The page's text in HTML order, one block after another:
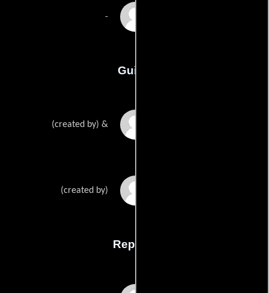
-
Guión
(created by) &
(created by)
Reparto